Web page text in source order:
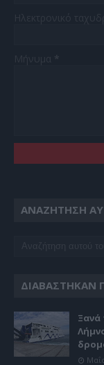
ΑΝΑΖΉΤΗΣΗ
ΔΙΑΒΆΣΤΗΚΑΝ
Ξανά